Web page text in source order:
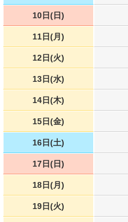
10日(日)
11日(月)
12日(火)
13日(水)
14日(木)
15日(金)
16日(土)
17日(日)
18日(月)
19日(火)